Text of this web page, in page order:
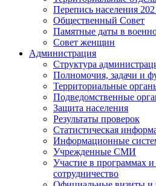
Перепись населения
Общественный Совет
Памятные даты в
Совет женщин
Администрация
Структура
Полномочия, задачи и
Территориальные
Подведомственные
Защита населения
Результаты проверок
Статистическая
Информационные
Учрежденные СМИ
Участие в программах
сотрудничество